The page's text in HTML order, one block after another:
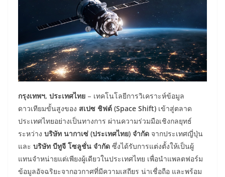
กรุงเทพฯ, ประเทศไทย – เทคโนโลยีการวิเคราะห์ข้อมูล
ดาวเทียมขั้นสูงของ สเปซ ชิฟต์ (Space Shift) เข้าสู่ตลาด
ประเทศไทยอย่างเป็นทางการ ผ่านความร่วมมือเชิงกลยุทธ์
ระหว่าง บริษัท นากาเซ่ (ประเทศไทย) จำกัด จากประเทศญี่ปุ่น
และ บริษัท บีทูจี โซลูชั่น จำกัด ซึ่งได้รับการแต่งตั้งให้เป็นผู้
แทนจำหน่ายแต่เพียงผู้เดียวในประเทศไทย เพื่อนำแพลตฟอร์ม
ข้อมูลอัจฉริยะจากอวกาศที่มีความเสถียร น่าเชื่อถือ และพร้อม